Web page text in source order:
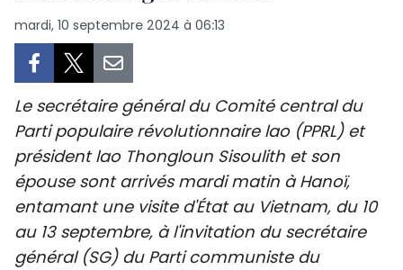
CULTURE
TOURISME
ENVIRONNEMENT
SPORT
mardi, 10 septembre 2024 à 06:13
Le secrétaire général du Comité central du
Parti populaire révolutionnaire lao (PPRL) et
président lao Thongloun Sisoulith et son
épouse sont arrivés mardi matin à Hanoï,
entamant une visite d'État au Vietnam, du 10
au 13 septembre, à l'invitation du secrétaire
général (SG) du Parti communiste du